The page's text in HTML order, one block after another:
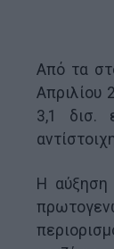
Από τα
Απριλίου
3,1 δισ.
Η αύξηση